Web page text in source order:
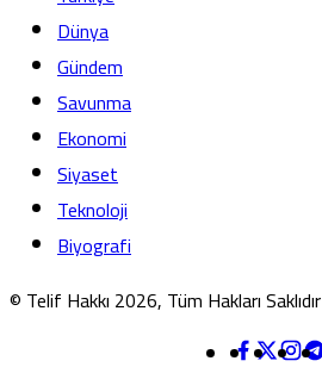
Dünya
Gündem
Savunma
Ekonomi
Siyaset
Teknoloji
Biyografi
© Telif Hakkı 2026, Tüm Hakları Saklıdır